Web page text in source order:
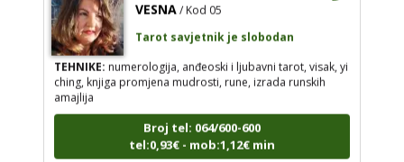
TEHNIKE:numerologija, anđeoski i ljubavni tarot, visak, yi
ching, knjiga promjena mudrosti, rune, izrada runskih
amajlija
Broj tel: 064/600-600
tel:0,93€ - mob:1,12€ min